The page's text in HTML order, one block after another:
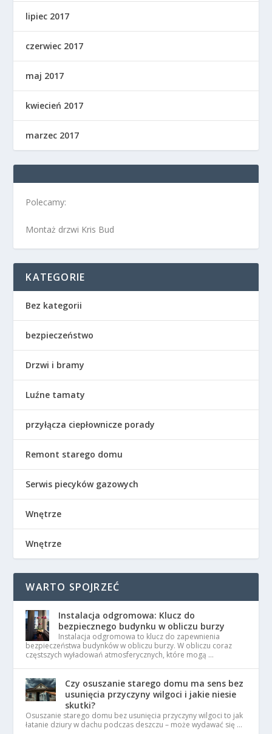
lipiec 2017
czerwiec 2017
maj 2017
kwiecień 2017
marzec 2017
Polecamy:
Montaż drzwi Kris Bud
KATEGORIE
Bez kategorii
bezpieczeństwo
Drzwi i bramy
Luźne tamaty
przyłącza ciepłownicze porady
Remont starego domu
Serwis piecyków gazowych
Wnętrze
Wnętrze
WARTO SPOJRZEĆ
Instalacja odgromowa: Klucz do
bezpiecznego budynku w obliczu burzy
Instalacja odgromowa to klucz do zapewnienia
bezpieczeństwa budynków w obliczu burzy. W obliczu coraz
częstszych wyładowań atmosferycznych, które mogą …
Czy osuszanie starego domu ma sens bez
usunięcia przyczyny wilgoci i jakie niesie
skutki?
Osuszanie starego domu bez usunięcia przyczyny wilgoci to jak
łatanie dziury w dachu podczas deszczu – może wydawać się …